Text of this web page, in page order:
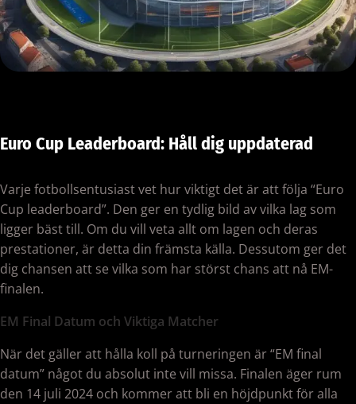
Euro Cup Leaderboard: Håll dig uppdaterad
Varje fotbollsentusiast vet hur viktigt det är att följa “Euro
Cup leaderboard”. Den ger en tydlig bild av vilka lag som
ligger bäst till. Om du vill veta allt om lagen och deras
prestationer, är detta din främsta källa. Dessutom ger det
dig chansen att se vilka som har störst chans att nå EM-
finalen.
EM Final Datum och Viktiga Matcher
När det gäller att hålla koll på turneringen är “EM final
datum” något du absolut inte vill missa. Finalen äger rum
den 14 juli 2024 och kommer att bli en höjdpunkt för alla